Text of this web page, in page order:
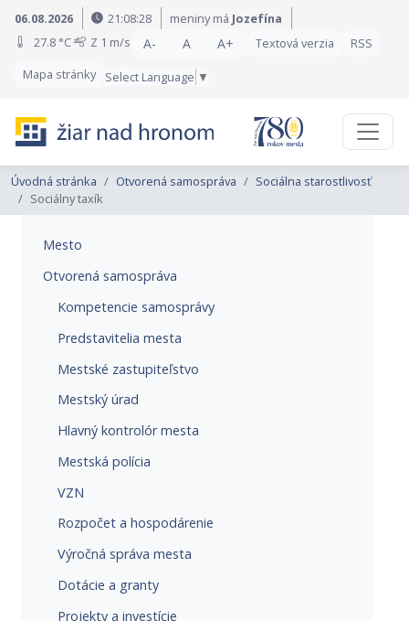
Preskočiť na obsah
Preskočiť na hlavné menu
06.08.2026 21:08:29 meniny má Jozefína
27.8 °C
Z 1 m/s A- A A+ Textová verzia
RSS
Mapa stránky
Select Language ▼
Úvodná stránka Otvorená samospráva
Sociálna starostlivosť
Sociálny taxík
Mesto
Otvorená samospráva
Kompetencie samosprávy
Predstavitelia mesta
Mestské zastupiteľstvo
Mestský úrad
Hlavný kontrolór mesta
Mestská polícia
VZN
Rozpočet a hospodárenie
Výročná správa mesta
Dotácie a granty
Projekty a investície